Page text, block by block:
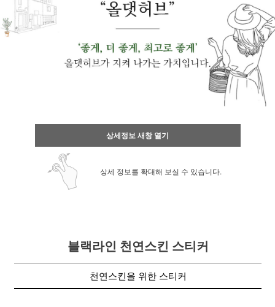
상세정보 새창 열기
상세 정보를 확대해 보실 수 있습니다.
블랙라인 천연스킨 스티커
천연스킨을 위한 스티커